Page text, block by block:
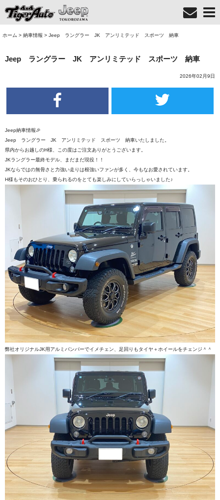
ホーム > 納車情報 > Jeep ラングラー JK アンリミテッド スポーツ 納車
Jeep ラングラー JK アンリミテッド スポーツ 納車
2026年02月9日
Jeep納車情報🎉
Jeep ラングラー JK アンリミテッド スポーツ 納車いたしました。
県内からお越しのH様、この度はご注文ありがとうございます。
JKラングラー最終モデル、まだまだ現役！！
JKならではの無骨さと力強い走りは根強いファンが多く、今もなお愛されています。
H様もそのおひとり、乗られるのをとても楽しみにしていらっしゃいました♪
弊社オリジナルJK用アルミバンパーでイメチェン、足回りもタイヤ＋ホイールをチェンジ＾＾